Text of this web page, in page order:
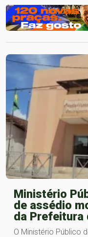
Ministério
de assédio
da Prefeitura
O Ministério Público